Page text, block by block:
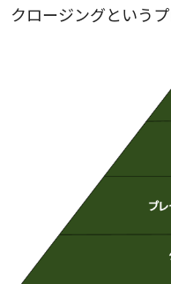
クロージングという